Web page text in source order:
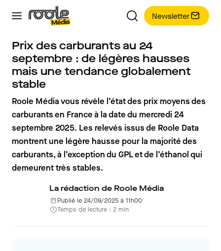
Newsletter
Prix des carburants au 24
septembre : de légères hausses
mais une tendance globalement
stable
Roole Média vous révèle l’état des prix moyens des
carburants en France à la date du mercredi 24
septembre 2025. Les relevés issus de Roole Data
montrent une légère hausse pour la majorité des
carburants, à l’exception du GPL et de l’éthanol qui
demeurent très stables.
La rédaction de Roole Média
Publié le 24/09/2025 à 11h00
Temps de lecture : 2 min